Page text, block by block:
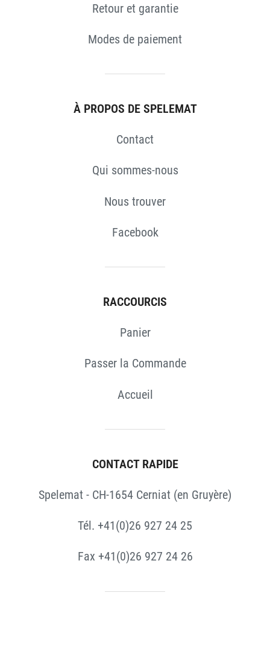
Retour et garantie
Modes de paiement
À PROPOS DE SPELEMAT
Contact
Qui sommes-nous
Nous trouver
Facebook
RACCOURCIS
Panier
Passer la Commande
Accueil
CONTACT RAPIDE
Spelemat - CH-1654 Cerniat (en Gruyère)
Tél. +41(0)26 927 24 25
Fax +41(0)26 927 24 26